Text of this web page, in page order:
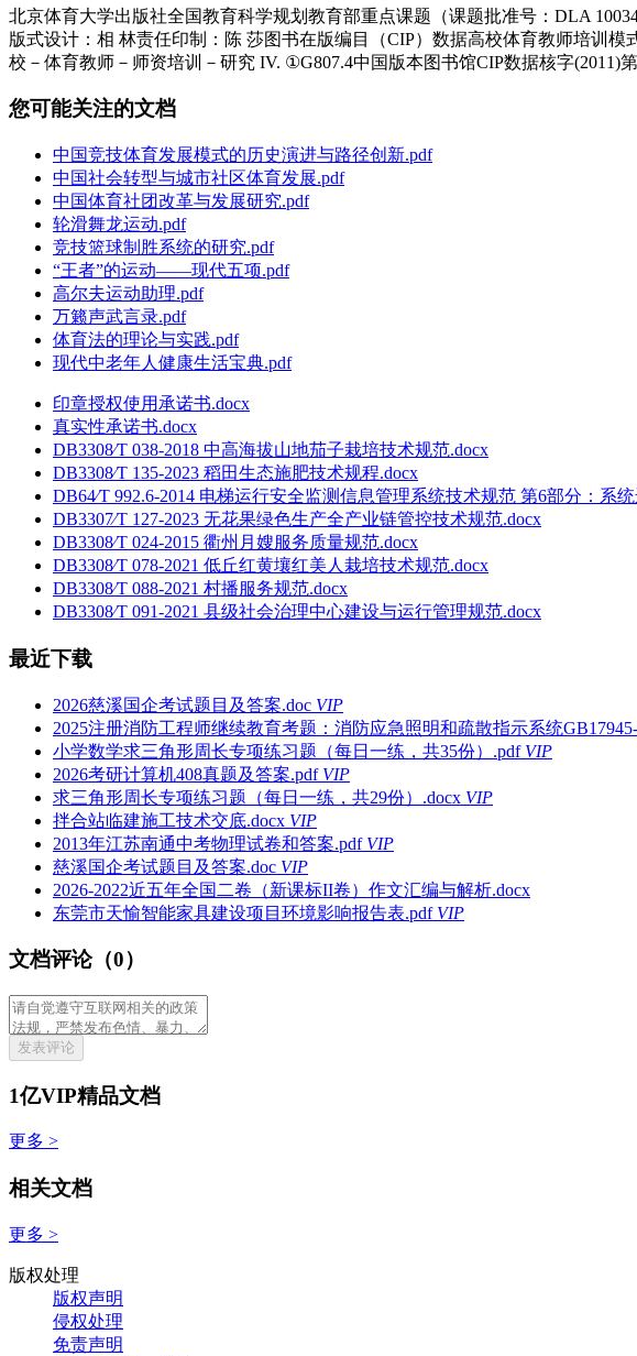
北京体育大学出版社全国教育科学规划教育部重点课题（课题批准号：DLA
版式设计：相 林责任印制：陈 莎图书在版编目（CIP）数据高校体育教师培训
校－体育教师－师资培训－研究 IV. ①G807.4中国版本图书馆CIP数据核字(2011)
您可能关注的文档
中国竞技体育发展模式的历史演进与路径创新.pdf
中国社会转型与城市社区体育发展.pdf
中国体育社团改革与发展研究.pdf
轮滑舞龙运动.pdf
竞技篮球制胜系统的研究.pdf
“王者”的运动——现代五项.pdf
高尔夫运动助理.pdf
万籁声武言录.pdf
体育法的理论与实践.pdf
现代中老年人健康生活宝典.pdf
印章授权使用承诺书.docx
真实性承诺书.docx
DB3308∕T 038-2018 中高海拔山地茄子栽培技术规范.docx
DB3308∕T 135-2023 稻田生态施肥技术规程.docx
DB64∕T 992.6-2014 电梯运行安全监测信息管理系统技术规范 第6部分：系
DB3307∕T 127-2023 无花果绿色生产全产业链管控技术规范.docx
DB3308∕T 024-2015 衢州月嫂服务质量规范.docx
DB3308∕T 078-2021 低丘红黄壤红美人栽培技术规范.docx
DB3308∕T 088-2021 村播服务规范.docx
DB3308∕T 091-2021 县级社会治理中心建设与运行管理规范.docx
最近下载
2026慈溪国企考试题目及答案.doc VIP
2025注册消防工程师继续教育考题：消防应急照明和疏散指示系统
小学数学求三角形周长专项练习题（每日一练，共35份）.pdf VIP
2026考研计算机408真题及答案.pdf VIP
求三角形周长专项练习题（每日一练，共29份）.docx VIP
拌合站临建施工技术交底.docx VIP
2013年江苏南通中考物理试卷和答案.pdf VIP
慈溪国企考试题目及答案.doc VIP
2026-2022近五年全国二卷（新课标II卷）作文汇编与解析.docx
东莞市天愉智能家具建设项目环境影响报告表.pdf VIP
文档评论（0）
发表评论
1亿VIP精品文档
更多 >
相关文档
更多 >
版权处理
版权声明
侵权处理
免责声明